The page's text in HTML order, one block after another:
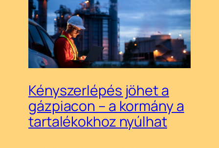
Kényszerlépés jöhet a
gázpiacon – a kormány a
tartalékokhoz nyúlhat